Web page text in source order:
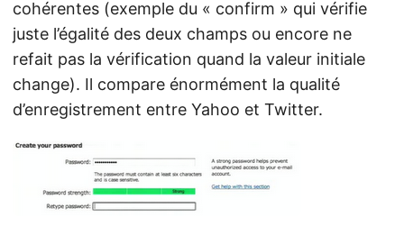
cohérentes (exemple du « confirm » qui vérifie
juste l’égalité des deux champs ou encore ne
refait pas la vérification quand la valeur initiale
change). Il compare énormément la qualité
d’enregistrement entre Yahoo et Twitter.